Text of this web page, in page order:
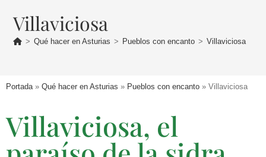
Villaviciosa
> Qué hacer en Asturias > Pueblos con encanto > Villaviciosa
Portada» Qué hacer en Asturias » Pueblos con encanto » Villaviciosa
Villaviciosa, el